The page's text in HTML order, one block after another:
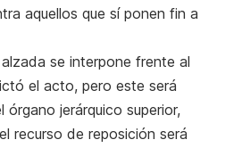
aquellos que sí ponen fin a
se interpone frente al
el acto, pero este será
órgano jerárquico superior,
recurso de reposición será